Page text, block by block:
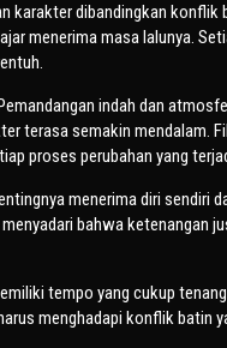
karakter dibandingkan konflik
menerima masa lalunya.
indah dan
terasa semakin mendalam.
proses perubahan yang
menerima diri sendiri
bahwa ketenangan
tempo yang cukup
menghadapi konflik batin